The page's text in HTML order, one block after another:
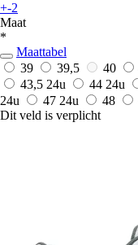
+-2
Maat
*
Maattabel
39
39,5 40
43,5 24u 44 24u
24u
47 24u 48
Dit veld is verplicht